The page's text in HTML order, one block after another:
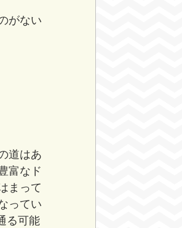
がない
道はあ
富なド
まって
ってい
る可能